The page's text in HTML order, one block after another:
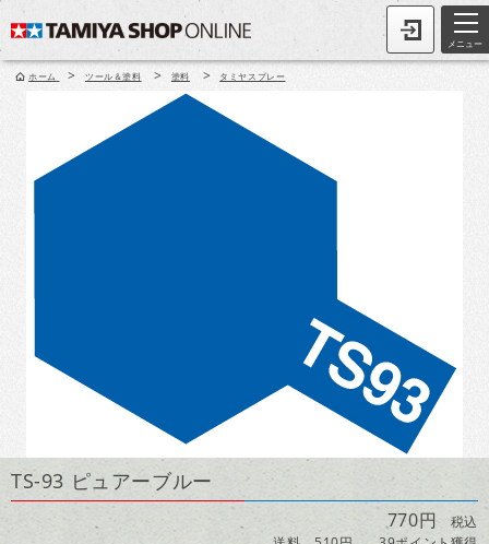
メニュー
ホーム > ツール＆塗料 > 塗料 > タミヤスプレー
TS-93 ピュアーブルー
770円 税込